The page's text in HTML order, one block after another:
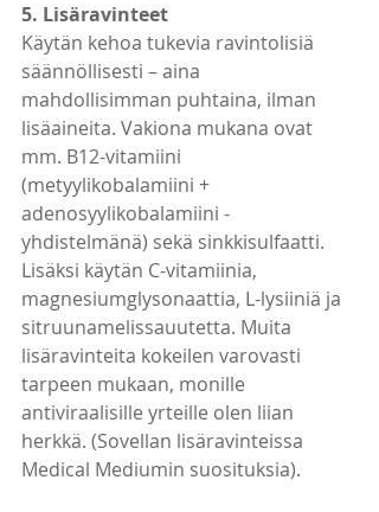
5. Lisäravinteet
Käytän kehoa tukevia ravintolisiä
säännöllisesti – aina
mahdollisimman puhtaina, ilman
lisäaineita. Vakiona mukana ovat
mm. B12-vitamiini
(metyylikobalamiini +
adenosyylikobalamiini -
yhdistelmänä) sekä sinkkisulfaatti.
Lisäksi käytän C-vitamiinia,
magnesiumglysonaattia, L-lysiiniä ja
sitruunamelissauutetta. Muita
lisäravinteita kokeilen varovasti
tarpeen mukaan, monille
antiviraalisille yrteille olen liian
herkkä. (Sovellan lisäravinteissa
Medical Mediumin suosituksia).